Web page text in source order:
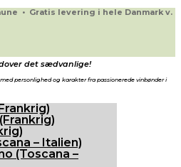
• Gratis levering i hele Danmark v.
det sædvanlige!
personlighed og karakter fra passionerede vinbønder i
– Italien)
(Toscana –